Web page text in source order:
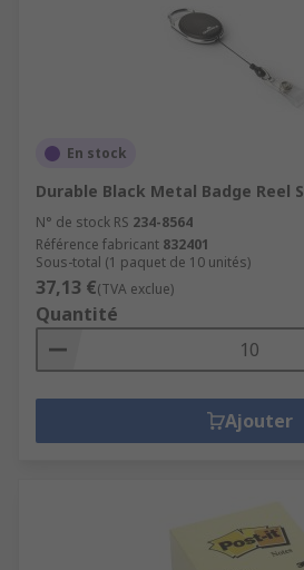
En stock
Durable Black Metal Badge Reel
N° de stock RS 234-8564
Référence fabricant 832401
Sous-total (1 paquet de 10 unités)
37,13 €(TVA exclue)
Quantité
Ajouter